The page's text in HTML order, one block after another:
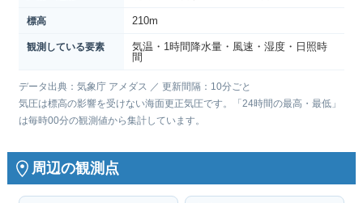
標高 210m
観測している要素
気温・1時間降水量・風速・湿度・日照時
間
データ出典：気象庁 アメダス ／ 更新間隔：10分ごと
気圧は標高の影響を受けない海面更正気圧です。「24時間の最高・最低」
は毎時00分の観測値から集計しています。
周辺の観測点